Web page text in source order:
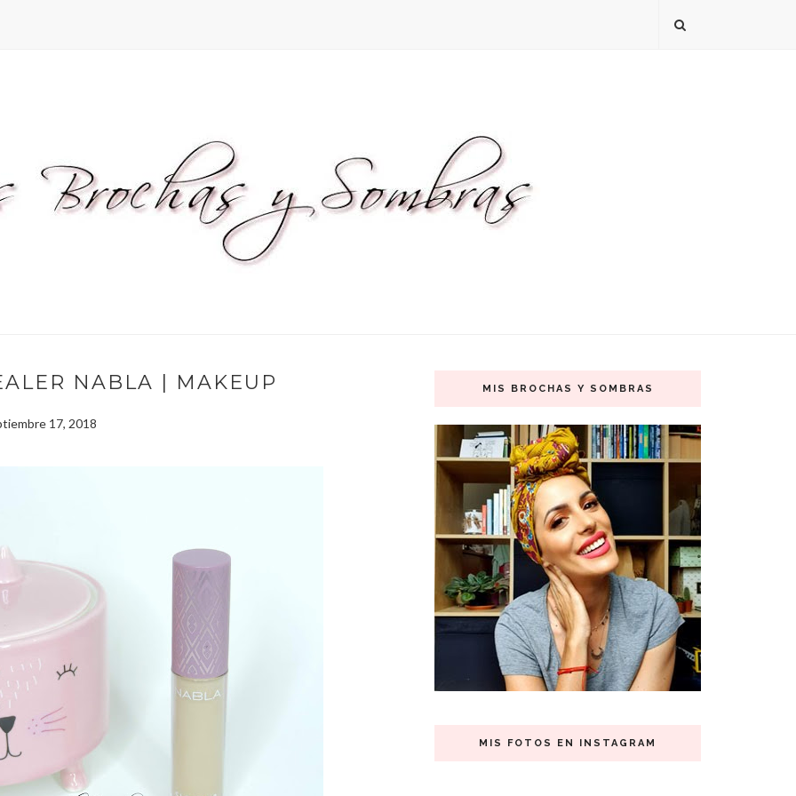
NABLA | MAKEUP
17, 2018
MIS BROCHAS Y SOMBRAS
MIS FOTOS EN INSTAGRAM